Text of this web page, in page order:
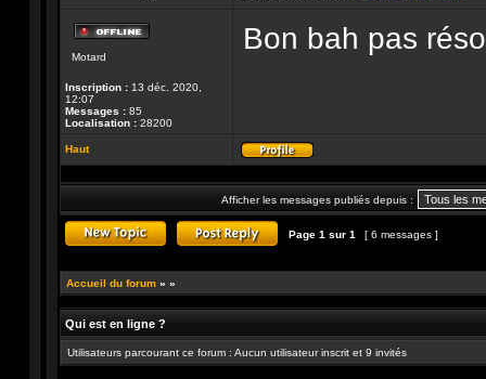
Motard
Inscription : 13 déc. 2020,
12:07
Messages : 85
Localisation : 28200
Bon bah pas
Haut
Profil
Afficher les messages publiés depuis :
Page 1 sur 1 [ 6 messages ]
Accueil du forum » »
Qui est en ligne ?
Utilisateurs parcourant ce forum : Aucun utilisateur inscrit et 9 invités